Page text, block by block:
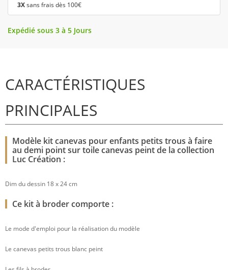
3Xsans frais dès 100€
Expédié sous 3 à 5 Jours
CARACTÉRISTIQUES
PRINCIPALES
Modèle kit canevas pour enfants petits trous à faire
au demi point sur toile canevas peint de la collection
Luc Création :
Dim du dessin 18 x 24 cm
Ce kit à broder comporte :
Le mode d'emploi pour la réalisation du modèle
Le canevas petits trous blanc peint